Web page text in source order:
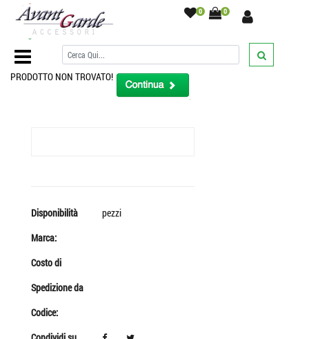
0 0
Home Page/Cravatta uomo blu a puntini azzurri 7 cm media/
PRODOTTO NON TROVATO!
Disponibilità
pezzi
Marca:
Costo di
Spedizione da
Codice: